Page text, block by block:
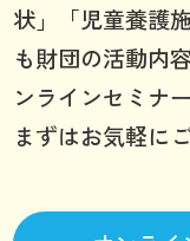
状」「児童養護
も財団の活動内
ンラインセミナ
まずはお気軽に